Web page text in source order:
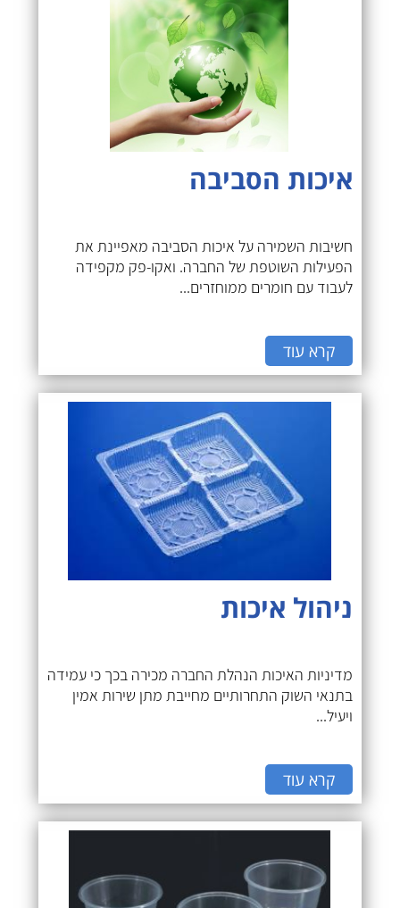
איכות הסביבה
חשיבות השמירה על איכות הסביבה מאפיינת את
הפעילות השוטפת של החברה. ואקו-פק מקפידה
לעבוד עם חומרים ממוחזרים...
קרא עוד
ניהול איכות
מדיניות האיכות הנהלת החברה מכירה בכך כי עמידה
בתנאי השוק התחרותיים מחייבת מתן שירות אמין
ויעיל...
קרא עוד